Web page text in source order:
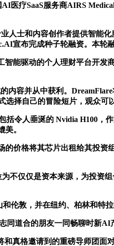
疗SaaS服务商AIRS
士和内容创作者提供智能
宣布完成种子轮融资。本轮
能驱动的个人理财平台开发
容并从中获利。
择自己的冒险短片，观众可
令人垂涎的 Nvidia H100，
美。
价格将其芯片出租给其投资
仅仅是资本来源，为投资
敦，并在纽约、柏林和特拉
道合的朋友一同畅聊时新AI
格邀请到的重磅导师团面